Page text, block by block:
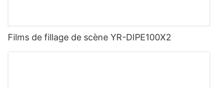
Films de fillage de scène YR-DIPE100X2